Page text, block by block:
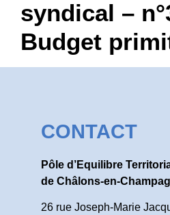
syndical –
Budget
CONTACT
Pôle d’Equilibre
de Châlons-en-
26 rue Joseph-Marie